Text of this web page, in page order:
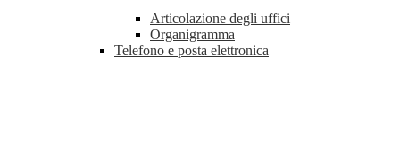
Articolazione degli uffici
Organigramma
Telefono e posta elettronica